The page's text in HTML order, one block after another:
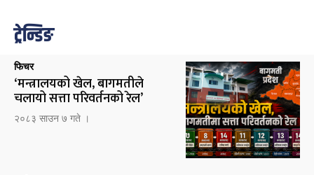
ट्रेन्डिङ
फिचर
‘मन्त्रालयको खेल, बागमतीले
चलायो सत्ता परिवर्तनको रेल’
२०८३ साउन ७ गते ।